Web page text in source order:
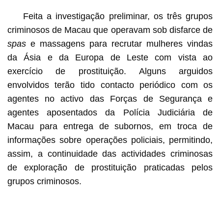
Feita a investigação preliminar, os três grupos
criminosos de Macau que operavam sob disfarce de
spase massagens para recrutar mulheres vindas
da Ásia e da Europa de Leste com vista ao
exercício de prostituição. Alguns arguidos
envolvidos terão tido contacto periódico com os
agentes no activo das Forças de Segurança e
agentes aposentados da Polícia Judiciária de
Macau para entrega de subornos, em troca de
informações sobre operações policiais, permitindo,
assim, a continuidade das actividades criminosas
de exploração de prostituição praticadas pelos
grupos criminosos.